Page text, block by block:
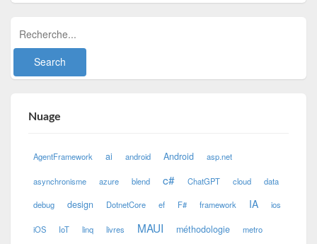
Nuage
AgentFramework ai android Android asp.net
asynchronisme azure blend c# ChatGPT cloud data
debug design DotnetCore ef F# framework IA ios
iOS IoT linq livres MAUI méthodologie metro